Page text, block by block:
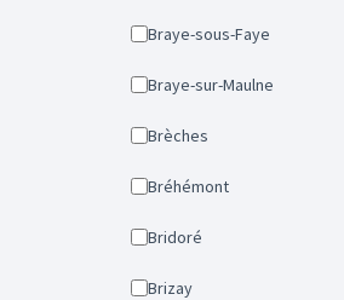
Braye-sous-Faye
Braye-sur-Maulne
Brèches
Bréhémont
Bridoré
Brizay